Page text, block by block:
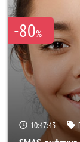
-80%
10:47:40